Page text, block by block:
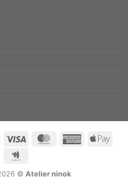
Visa MasterCardAmerican
© Atelier ninok